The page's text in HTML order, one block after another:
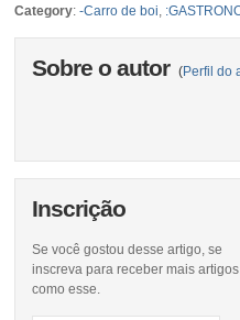
Category:-Carro de boi,
Sobre o autor (Perfil do
Inscrição
Se você gostou desse artigo, se
inscreva para receber mais artigos
como esse.